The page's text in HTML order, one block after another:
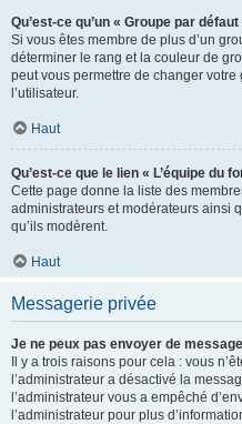
Qu’est-ce qu’un « Groupe par défaut
Si vous êtes membre de plus d’un
déterminer le rang et la couleur de
peut vous permettre de changer
l’utilisateur.
Haut
Qu’est-ce que le lien « L’équipe du
Cette page donne la liste des
administrateurs et modérateurs ainsi
qu’ils modèrent.
Haut
Messagerie privée
Je ne peux pas envoyer de
Il y a trois raisons pour cela : vous
l’administrateur a désactivé la
l’administrateur vous a empêché
l’administrateur pour plus